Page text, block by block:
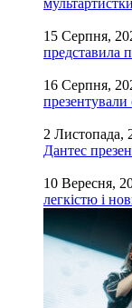
15 Серпня,
представила
16 Серпня,
2 Листопада,
Дантес
10 Вересня,
легкістю і